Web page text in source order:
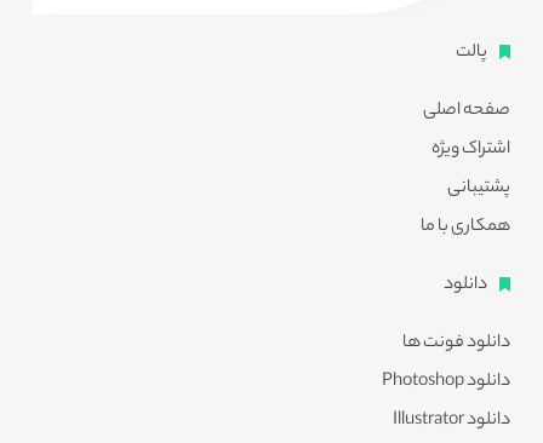
پالت
صفحه اصلی
اشتراک ویژه
پشتیبانی
همکاری با ما
دانلود
دانلود فونت ها
دانلود Photoshop
دانلود Illustrator